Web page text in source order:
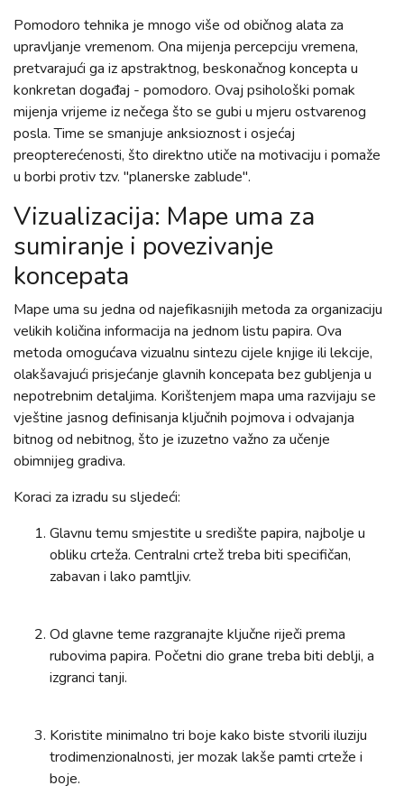
Pomodoro tehnika je mnogo više od običnog alata za
upravljanje vremenom. Ona mijenja percepciju vremena,
pretvarajući ga iz apstraktnog, beskonačnog koncepta u
konkretan događaj - pomodoro. Ovaj psihološki pomak
mijenja vrijeme iz nečega što se gubi u mjeru ostvarenog
posla. Time se smanjuje anksioznost i osjećaj
preopterećenosti, što direktno utiče na motivaciju i pomaže
u borbi protiv tzv. "planerske zablude".
Vizualizacija: Mape uma za
sumiranje i povezivanje
koncepata
Mape uma su jedna od najefikasnijih metoda za organizaciju
velikih količina informacija na jednom listu papira. Ova
metoda omogućava vizualnu sintezu cijele knjige ili lekcije,
olakšavajući prisjećanje glavnih koncepata bez gubljenja u
nepotrebnim detaljima. Korištenjem mapa uma razvijaju se
vještine jasnog definisanja ključnih pojmova i odvajanja
bitnog od nebitnog, što je izuzetno važno za učenje
obimnijeg gradiva.
Koraci za izradu su sljedeći:
Glavnu temu smjestite u središte papira, najbolje u
obliku crteža. Centralni crtež treba biti specifičan,
zabavan i lako pamtljiv.
Od glavne teme razgranajte ključne riječi prema
rubovima papira. Početni dio grane treba biti deblji, a
izgranci tanji.
Koristite minimalno tri boje kako biste stvorili iluziju
trodimenzionalnosti, jer mozak lakše pamti crteže i
boje.